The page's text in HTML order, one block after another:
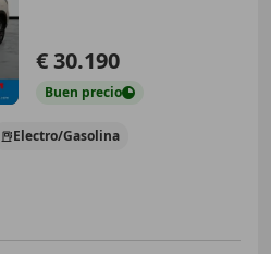
€ 30.190
Buen precio
Electro/Gasolina